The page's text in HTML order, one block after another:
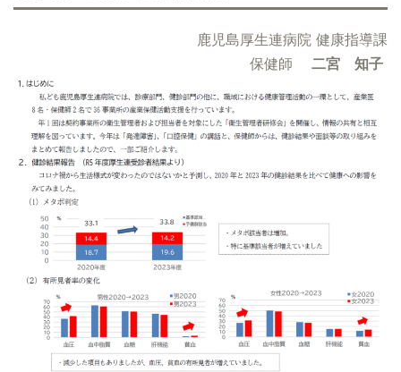
鹿児島厚生連病院 健康指導課
保健師
二宮知子